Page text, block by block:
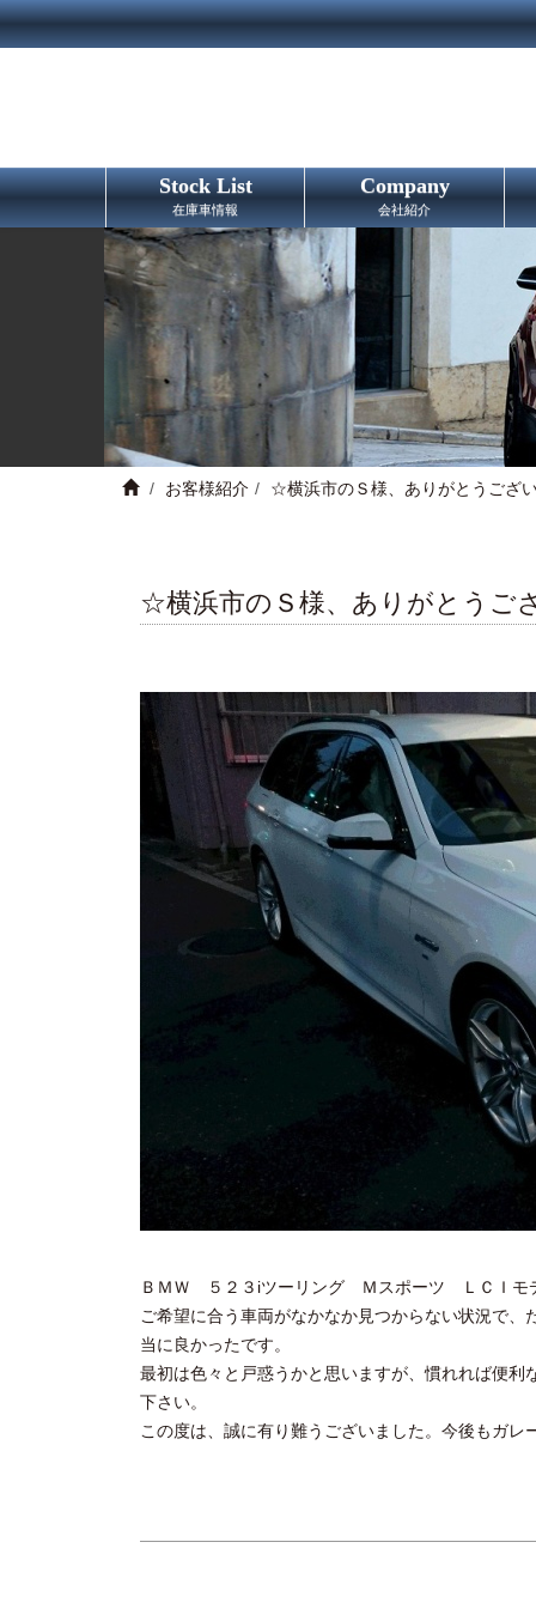
Stock List
在庫車情報
Company
会社紹介
お客様紹介 ☆横浜市のＳ様、ありがとうござ
☆横浜市のＳ様、ありがとうご
ＢＭＷ ５２３iツーリング Ｍスポーツ ＬＣＩモ
ご希望に合う車両がなかなか見つからない状況で
当に良かったです。
最初は色々と戸惑うかと思いますが、慣れれば便
下さい。
この度は、誠に有り難うございました。今後もガ